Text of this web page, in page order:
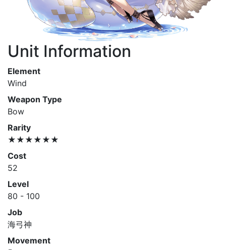
Unit Information
Element
Wind
Weapon Type
Bow
Rarity
★★★★★★
Cost
52
Level
80 - 100
Job
海弓神
Movement